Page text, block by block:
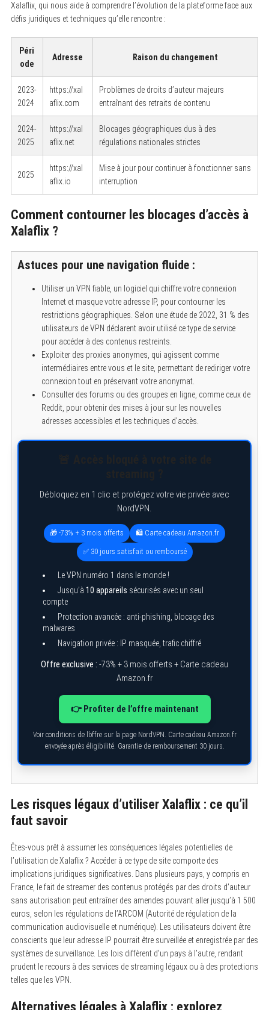
Xalaflix, qui nous aide à comprendre l’évolution de la plateforme face aux
défis juridiques et techniques qu’elle rencontre :
Péri
ode
Adresse Raison du changement
2023-
2024
https://xal
aflix.com
Problèmes de droits d’auteur majeurs
entraînant des retraits de contenu
2024-
2025
https://xal
aflix.net
Blocages géographiques dus à des
régulations nationales strictes
2025
https://xal
aflix.io
Mise à jour pour continuer à fonctionner sans
interruption
Comment contourner les blocages d’accès à
Xalaflix ?
Astuces pour une navigation fluide :
Utiliser un VPN fiable, un logiciel qui chiffre votre connexion
Internet et masque votre adresse IP, pour contourner les
restrictions géographiques. Selon une étude de 2022, 31 % des
utilisateurs de VPN déclarent avoir utilisé ce type de service
pour accéder à des contenus restreints.
Exploiter des proxies anonymes, qui agissent comme
intermédiaires entre vous et le site, permettant de rediriger votre
connexion tout en préservant votre anonymat.
Consulter des forums ou des groupes en ligne, comme ceux de
Reddit, pour obtenir des mises à jour sur les nouvelles
adresses accessibles et les techniques d’accès.
Débloquez en 1 clic et protégez votre vie privée avec
NordVPN.
🎁 -73% + 3 mois offerts 🛍️ Carte cadeau Amazon.fr
✅ 30 jours satisfait ou remboursé
Le VPN numéro 1 dans le monde !
Jusqu’à 10 appareils sécurisés avec un seul
compte
Protection avancée : anti-phishing, blocage des
malwares
Navigation privée : IP masquée, trafic chiffré
Offre exclusive : -73% + 3 mois offerts + Carte cadeau
Amazon.fr
👉 Profiter de l’offre maintenant
Voir conditions de l’offre sur la page NordVPN. Carte cadeau Amazon.fr
envoyée après éligibilité. Garantie de remboursement 30 jours.
Les risques légaux d’utiliser Xalaflix : ce qu’il
faut savoir
Êtes-vous prêt à assumer les conséquences légales potentielles de
l’utilisation de Xalaflix ? Accéder à ce type de site comporte des
implications juridiques significatives. Dans plusieurs pays, y compris en
France, le fait de streamer des contenus protégés par des droits d’auteur
sans autorisation peut entraîner des amendes pouvant aller jusqu’à 1 500
euros, selon les régulations de l’ARCOM (Autorité de régulation de la
communication audiovisuelle et numérique). Les utilisateurs doivent être
conscients que leur adresse IP pourrait être surveillée et enregistrée par des
systèmes de surveillance. Les lois diffèrent d’un pays à l’autre, rendant
prudent le recours à des services de streaming légaux ou à des protections
telles que les VPN.
Alternatives légales à Xalaflix : explorez
e
a
r
o
: